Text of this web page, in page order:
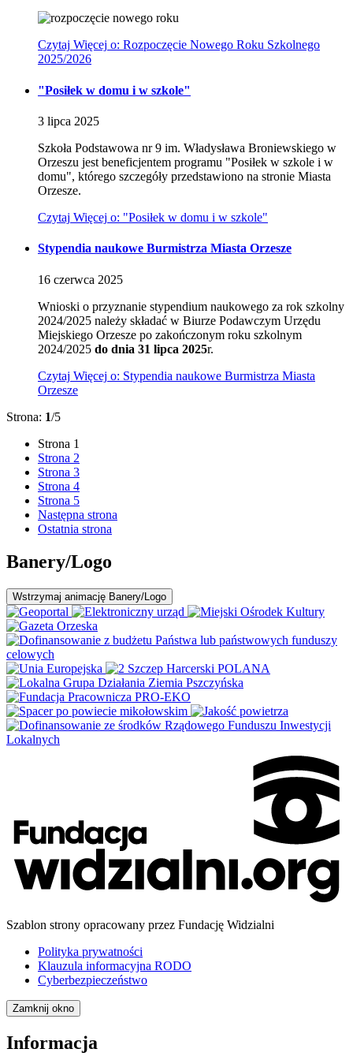
Czytaj Więcej o: Rozpoczęcie Nowego Roku Szkolnego
2025/2026
"Posiłek w domu i w szkole"
3 lipca 2025
Szkoła Podstawowa nr 9 im. Władysława Broniewskiego w
Orzeszu jest beneficjentem programu "Posiłek w szkole i w
domu", którego szczegóły przedstawiono na stronie Miasta
Orzesze.
Czytaj Więcej o: "Posiłek w domu i w szkole"
Stypendia naukowe Burmistrza Miasta Orzesze
16 czerwca 2025
Wnioski o przyznanie stypendium naukowego za rok szkolny
2024/2025 należy składać w Biurze Podawczym Urzędu
Miejskiego Orzesze po zakończonym roku szkolnym
2024/2025 do dnia 31 lipca 2025r.
Czytaj Więcej o: Stypendia naukowe Burmistrza Miasta
Orzesze
Strona: 1/5
Strona 1
Strona 2
Strona 3
Strona 4
Strona 5
Następna strona
Ostatnia strona
Banery/Logo
Wstrzymaj animację Banery/Logo
Szablon strony opracowany przez Fundację Widzialni
Polityka prywatności
Klauzula informacyjna RODO
Cyberbezpieczeństwo
Zamknij okno
Informacja